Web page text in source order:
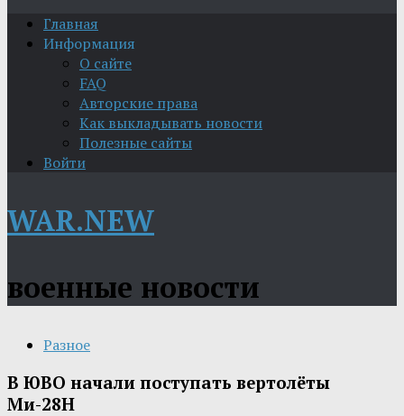
Главная
Информация
О сайте
FAQ
Авторские права
Как выкладывать новости
Полезные сайты
Войти
WAR.NEW
военные новости
Разное
В ЮВО начали поступать вертолёты
Ми-28Н